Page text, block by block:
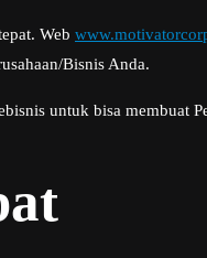
Web
Bisnis Anda.
untuk bisa membuat